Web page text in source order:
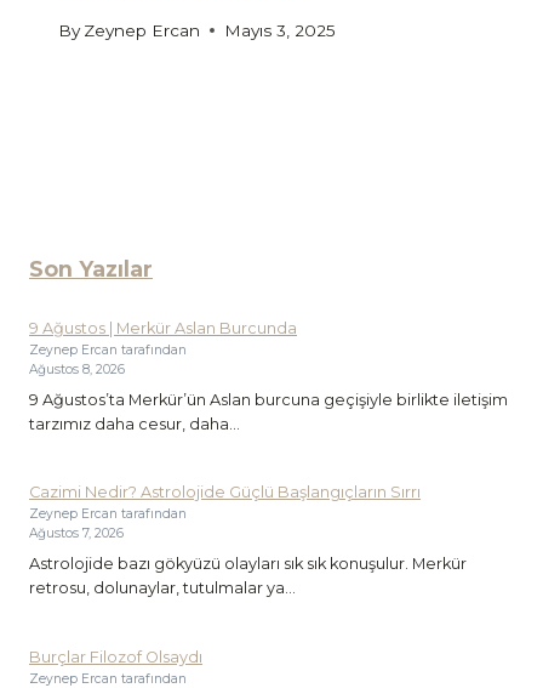
By Zeynep Ercan Mayıs 3, 2025
Son Yazılar
9 Ağustos | Merkür Aslan Burcunda
Zeynep Ercan tarafından
Ağustos 8, 2026
9 Ağustos’ta Merkür’ün Aslan burcuna geçişiyle birlikte iletişim
tarzımız daha cesur, daha...
Cazimi Nedir? Astrolojide Güçlü Başlangıçların Sırrı
Zeynep Ercan tarafından
Ağustos 7, 2026
Astrolojide bazı gökyüzü olayları sık sık konuşulur. Merkür
retrosu, dolunaylar, tutulmalar ya...
Burçlar Filozof Olsaydı
Zeynep Ercan tarafından